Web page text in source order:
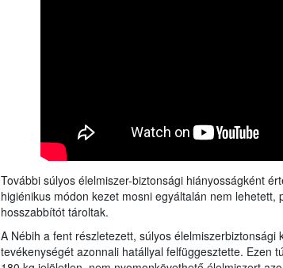
További súlyos élelmiszer-biztonsági hiányosságként
higiénikus módon kezet mosni egyáltalán nem
hosszabbítót tároltak.
A Nébih a fent részletezett, súlyos
tevékenységét azonnali hatállyal felfüggesztette. Ezen